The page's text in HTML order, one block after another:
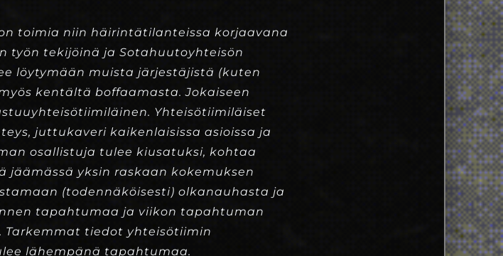
toimia niin häirintätilanteissa korjaavana
työn tekijöinä ja Sotahuutoyhteisön
löytymään muista järjestäjistä (kuten
kentältä boffaamasta. Jokaiseen
Yhteisötiimiläiset
juttukaveri kaikenlaisissa asioissa ja
osallistuja tulee kiusatuksi, kohtaa
yksin raskaan kokemuksen
(todennäköisesti) olkanauhasta ja
tapahtumaa ja viikon tapahtuman
tiedot yhteisötiimin
lähempänä tapahtumaa.